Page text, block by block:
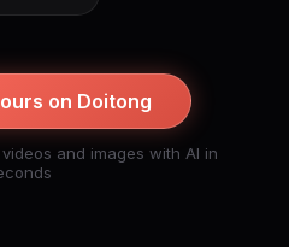
on Doitong
and images with AI in